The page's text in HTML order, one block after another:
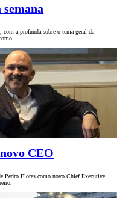
a profunda sobre o tema geral da
CEO
Pedro Flores como novo Chief Executive